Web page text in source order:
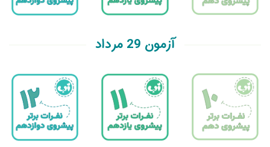
آزمون 29 مرداد